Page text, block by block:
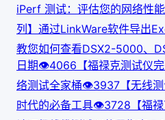
iPerf 测试：评估您的网络性能
列】通过LinkWare软件导出
教您如何查看DSX2-5000、
日期👁4066 【福禄克测试仪
络测试全家桶👁3937 【无线
时代的必备工具👁3728 【福